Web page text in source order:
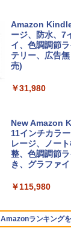
igence、13.6
スプレイ、
TB SSDストレ
ームカメラ、
D - シルバー
￥261,414
【
コン Vivobook
チ AMD Ryzen
12GB
版) 搭載
5BUWS
ows11、10/
￥39,582
【限定バーチ
￥14,500
￥480
FM TOWNS ハ
ェクトリスト
Amazon
ージ、防水、7
イ、色調調節
テリー、広告
売)
￥31,980
New Amazon
11インチカラ
レージ、ノー
整、色調調節
き、グラファイ
￥115,980
Amazonランキング